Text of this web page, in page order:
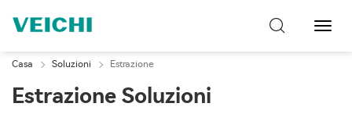
Casa Soluzioni Estrazione
Estrazione Soluzioni